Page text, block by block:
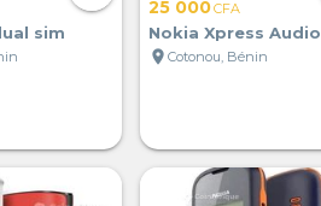
sim
25 000CFA
Nokia Xpress Audio
location_onCotonou, Bénin